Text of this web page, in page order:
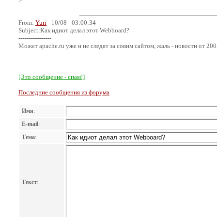
From: Yuri - 10/08 - 03:00:34
Subject:Как идиот делал этот Webboard?
-----------------
Может apache.ru уже и не следят за совим сайтом, жаль - новости от
[Это сообщение - спам!]
Последние сообщения из форума
Имя:
E-mail:
Тема:
Текст: